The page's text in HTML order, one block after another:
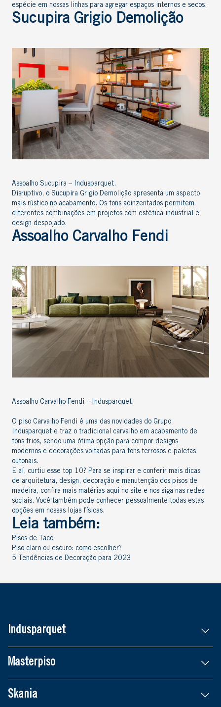
espécie em nossas linhas para agregar espaços internos e secos.
Sucupira Grigio Demolição
Assoalho Sucupira – Indusparquet.
Disruptivo, o Sucupira Grigio Demolição apresenta um aspecto
mais rústico no acabamento. Os tons acinzentados permitem
diferentes combinações em projetos com estética industrial e
design despojado.
Assoalho Carvalho Fendi
Assoalho Carvalho Fendi – Indusparquet.
O piso Carvalho Fendi é uma das novidades do Grupo
Indusparquet e traz o tradicional carvalho em acabamento de
tons frios, sendo uma ótima opção para compor designs
modernos e decorações voltadas para tons terrosos e paletas
outonais.
E aí, curtiu esse top 10? Para se inspirar e conferir mais dicas
de arquitetura, design, decoração e manutenção dos pisos de
madeira, confira mais matérias aqui no site e nos siga nas redes
sociais. Você também pode conhecer pessoalmente todas estas
opções em nossas lojas físicas.
Leia também:
Pisos de Taco
Piso claro ou escuro: como escolher?
5 Tendências de Decoração para 2023
Indusparquet
Masterpiso
Skania